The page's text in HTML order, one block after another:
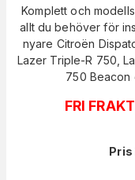
Komplett och
allt du behöver för
nyare Citroën
Lazer Triple-R 750,
750 Beacon
FRI
Pris